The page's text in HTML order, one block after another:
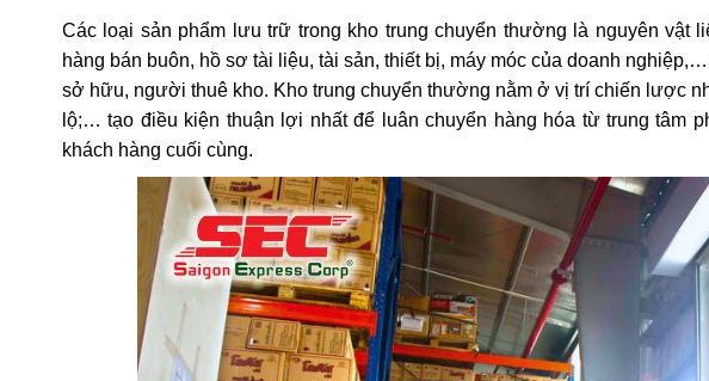
Các loại sản phẩm lưu trữ trong kho trung chuyển thường là nguyên vật
hàng bán buôn, hồ sơ tài liệu, tài sản, thiết bị, máy móc của doanh
sở hữu, người thuê kho. Kho trung chuyển thường nằm ở vị trí chiến lược
lộ;… tạo điều kiện thuận lợi nhất để luân chuyển hàng hóa từ trung tâm
khách hàng cuối cùng.